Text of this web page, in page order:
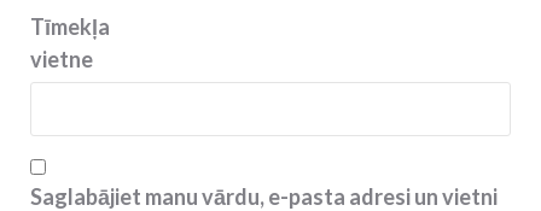
Tīmekļa
vietne
Saglabājiet manu vārdu, e-pasta adresi un vietni